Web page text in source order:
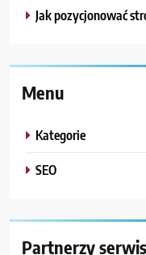
Jak pozycjonować
Menu
Kategorie
SEO
Partnerzy